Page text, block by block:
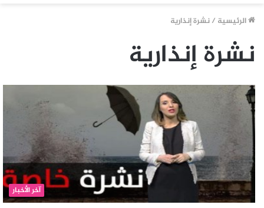
الرئيسية /نشرة إنذارية
نشرة إنذارية
آخر الأخبار